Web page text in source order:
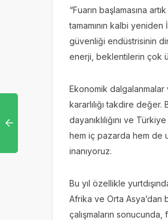
“Fuarın başlamasına
tamamının kalbi
güvenliği endüstrisinin
enerji, beklentilerin çok
Ekonomik
kararlılığı takdire
dayanıklılığını ve
hem iç pazarda hem de
inanıyoruz.
Bu yıl özellikle
Afrika ve Orta Asya’dan
çalışmaların sonucunda,